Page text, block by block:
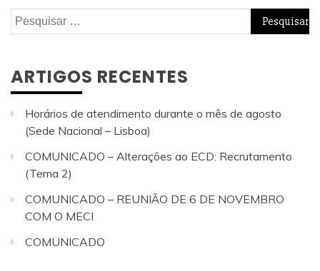
Pesquisar
por:
ARTIGOS RECENTES
Horários de atendimento durante o mês de agosto
(Sede Nacional – Lisboa)
COMUNICADO – Alterações ao ECD: Recrutamento
(Tema 2)
COMUNICADO – REUNIÃO DE 6 DE NOVEMBRO
COM O MECI
COMUNICADO